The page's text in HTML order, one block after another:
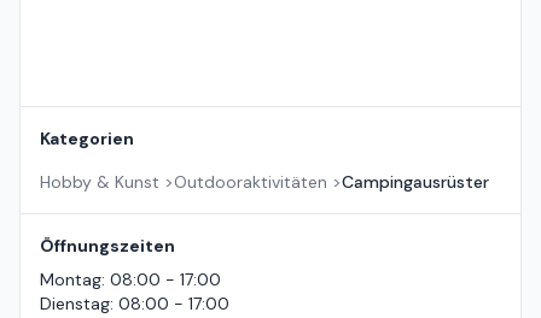
Kategorien
Hobby & Kunst >Outdooraktivitäten >Campingausrüster
Öffnungszeiten
Montag: 08:00 - 17:00
Dienstag: 08:00 - 17:00